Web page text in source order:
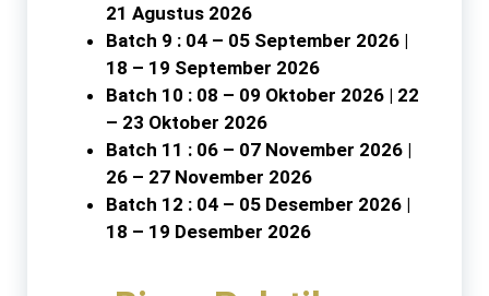
21 Agustus 2026
Batch 9 : 04 – 05 September 2026 |
18 – 19 September 2026
Batch 10 : 08 – 09 Oktober 2026 | 22
– 23 Oktober 2026
Batch 11 : 06 – 07 November 2026 |
26 – 27 November 2026
Batch 12 : 04 – 05 Desember 2026 |
18 – 19 Desember 2026